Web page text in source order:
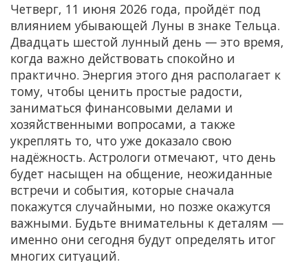
Четверг, 11 июня 2026 года, пройдёт под
влиянием убывающей Луны в знаке Тельца.
Двадцать шестой лунный день — это время,
когда важно действовать спокойно и
практично. Энергия этого дня располагает к
тому, чтобы ценить простые радости,
заниматься финансовыми делами и
хозяйственными вопросами, а также
укреплять то, что уже доказало свою
надёжность. Астрологи отмечают, что день
будет насыщен на общение, неожиданные
встречи и события, которые сначала
покажутся случайными, но позже окажутся
важными. Будьте внимательны к деталям —
именно они сегодня будут определять итог
многих ситуаций.